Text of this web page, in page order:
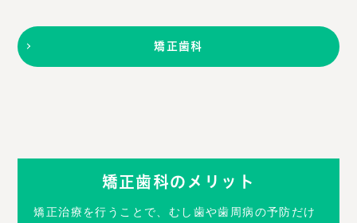
矯正歯科
矯正歯科のメリット
矯正治療を行うことで、むし歯や歯周病の予防だけ